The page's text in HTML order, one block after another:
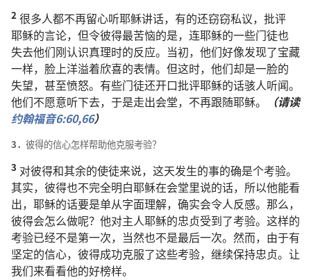
2 很多人都不再留心听耶稣讲话， 有的还窃窃私议， 批评
耶稣的言论， 但令彼得最苦恼的是， 连耶稣的一些门徒也
失去他们刚认识真理时的反应。 当初， 他们好像发现了宝藏
一样， 脸上洋溢着欣喜的表情。 但这时， 他们却是一脸的
失望， 甚至愤怒。 有些门徒还开口批评耶稣的话骇人听闻。
他们不愿意听下去， 于是走出会堂， 不再跟随耶稣。 （请读
约翰福音6:60,66）
3． 彼得的信心怎样帮助他克服考验？
3 对彼得和其余的使徒来说， 这天发生的事的确是个考验。
其实， 彼得也不完全明白耶稣在会堂里说的话， 所以他能看
出， 耶稣的话要是单从字面理解， 确实会令人反感。 那么，
彼得会怎么做呢？ 他对主人耶稣的忠贞受到了考验。 这样的
考验已经不是第一次， 当然也不是最后一次。 然而， 由于有
坚定的信心， 彼得成功克服了这些考验， 继续保持忠贞。 让
我们来看看他的好榜样。